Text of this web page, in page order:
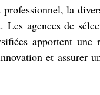
la
Les agences de
apportent une
et assurer